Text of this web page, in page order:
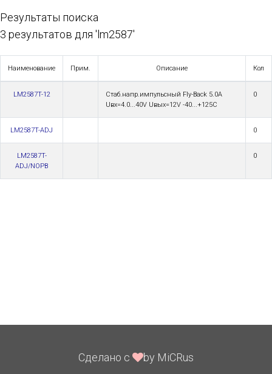
Результаты поиска
3 результатов для 'lm2587'
Наименование Прим. Описание Кол
LM2587T-12
Стаб.напр.импульсный Fly-Back 5.0A
Uвх=4.0...40V Uвых=12V -40...+125C
0
LM2587T-ADJ 0
LM2587T-
ADJ/NOPB
0
Сделано с by MiCRus